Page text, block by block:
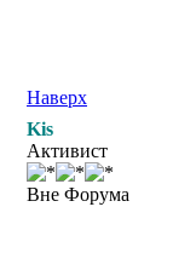
Наверх
Kis
Активист
Вне Форума